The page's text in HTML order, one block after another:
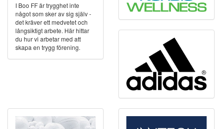
I Boo FF är trygghet inte
något som sker av sig själv -
det kräver ett medvetet och
långsiktigt arbete. Här hittar
du hur vi arbetar med att
skapa en trygg förening.